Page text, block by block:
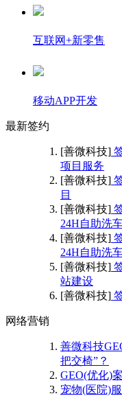
互联网+新零售
移动APP开发
最新签约
[善微科技]
项目服务
[善微科技]
目
[善微科技]
24H自助洗
[善微科技]
24H自助洗
[善微科技]
站建设
[善微科技]
网络营销
善微科技
把交椅”？
GEO(优化)
宠物(医院)